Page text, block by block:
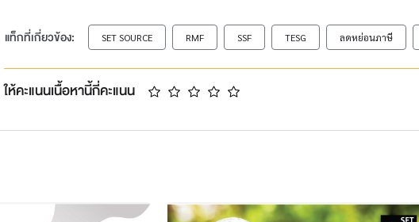
แท็กที่เกี่ยวข้อง: SET SOURCE RMF SSF TESG ลดหย่อนภาษี
ให้คะแนนเนื้อหานี้กี่คะแนน